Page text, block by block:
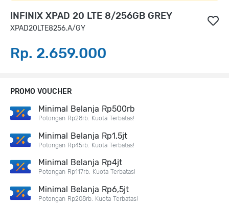
INFINIX XPAD 20 LTE 8/256GB GREY
XPAD20LTE8256.A/GY
Rp. 2.659.000
PROMO VOUCHER
Minimal Belanja Rp500rb
Potongan Rp28rb. Kuota Terbatas!
Minimal Belanja Rp1,5jt
Potongan Rp45rb. Kuota Terbatas!
Minimal Belanja Rp4jt
Potongan Rp117rb. Kuota Terbatas!
Minimal Belanja Rp6,5jt
Potongan Rp208rb. Kuota Terbatas!